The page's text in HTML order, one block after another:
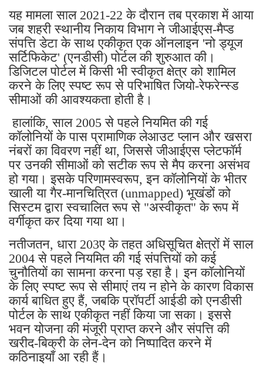
यह मामला साल 2021-22 के दौरान तब प्रकाश में आया
जब शहरी स्थानीय निकाय विभाग ने जीआईएस-मैप्ड
संपत्ति डेटा के साथ एकीकृत एक ऑनलाइन 'नो ड्यूज
सर्टिफिकेट' (एनडीसी) पोर्टल की शुरुआत की।
डिजिटल पोर्टल में किसी भी स्वीकृत क्षेत्र को शामिल
करने के लिए स्पष्ट रूप से परिभाषित जियो-रेफरेन्स्ड
सीमाओं की आवश्यकता होती है।
हालांकि, साल 2005 से पहले नियमित की गई
कॉलोनियों के पास प्रामाणिक लेआउट प्लान और खसरा
नंबरों का विवरण नहीं था, जिससे जीआईएस प्लेटफॉर्म
पर उनकी सीमाओं को सटीक रूप से मैप करना असंभव
हो गया। इसके परिणामस्वरूप, इन कॉलोनियों के भीतर
खाली या गैर-मानचित्रित (unmapped) भूखंडों को
सिस्टम द्वारा स्वचालित रूप से "अस्वीकृत" के रूप में
वर्गीकृत कर दिया गया था।
नतीजतन, धारा 203ए के तहत अधिसूचित क्षेत्रों में साल
2004 से पहले नियमित की गई संपत्तियों को कई
चुनौतियों का सामना करना पड़ रहा है। इन कॉलोनियों
के लिए स्पष्ट रूप से सीमाएं तय न होने के कारण विकास
कार्य बाधित हुए हैं, जबकि प्रॉपर्टी आईडी को एनडीसी
पोर्टल के साथ एकीकृत नहीं किया जा सका। इससे
भवन योजना की मंजूरी प्राप्त करने और संपत्ति की
खरीद-बिक्री के लेन-देन को निष्पादित करने में
कठिनाइयाँ आ रही हैं।